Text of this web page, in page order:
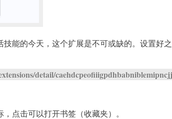
能的今天，这个扩展是不可或缺的。设置好
detail/caehdcpeofiiigpdhbabniblemipncjj
点击可以打开书签（收藏夹）。